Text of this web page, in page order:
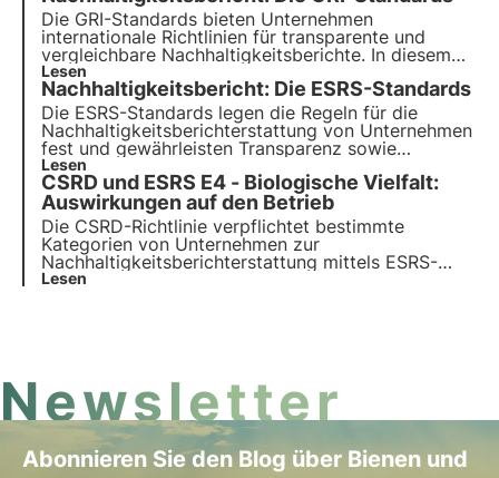
3Bee's Digital Academy for Sustainability
Professionals.
Die GRI-Standards bieten Unternehmen
internationale Richtlinien für transparente und
vergleichbare Nachhaltigkeitsberichte. In diesem
Artikel erfahren Sie, wie sie strukturiert sind,
welche Kategorien es gibt und alles zum neuen
GRI-Standard 101: Biodiversität 2024, gültig ab
dem 1. Januar 2026.
Lesen
Nachhaltigkeitsbericht: Die ESRS-Standards
Die ESRS-Standards legen die Regeln für die
Nachhaltigkeitsberichterstattung von Unternehmen
fest und gewährleisten Transparenz sowie
gesetzliche Konformität in allen ESG-Aspekten.
Erfahre hier, was sie sind, wie sie funktionieren und
welche Hauptanforderungen zu beachten sind.
Lesen
CSRD und ESRS E4 - Biologische Vielfalt:
Auswirkungen auf den Betrieb
Die CSRD-Richtlinie verpflichtet bestimmte
Kategorien von Unternehmen zur
Nachhaltigkeitsberichterstattung mittels ESRS-
Standards, die auf dem Prinzip der doppelten
Lesen
Newsletter
Abonnieren Sie den Blog über Bienen und